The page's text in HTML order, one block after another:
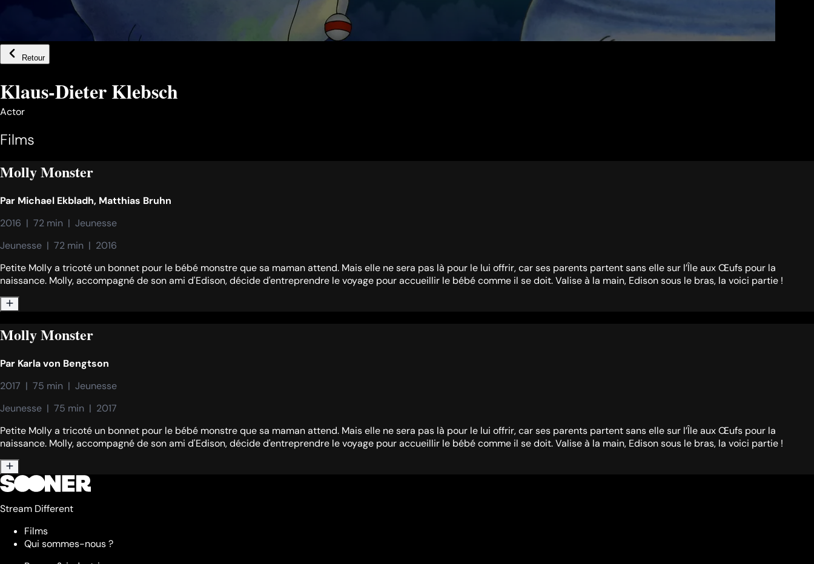
Retour
Klaus-Dieter Klebsch
Actor
Films
Molly Monster
Par Michael Ekbladh, Matthias Bruhn
2016  |  72 min  |  Jeunesse
Jeunesse  |  72 min  |  2016
Petite Molly a tricoté un bonnet pour le bébé monstre que sa maman attend. Mais elle ne sera pas là pour le lui offrir, car ses parents partent sans elle sur l’Île aux Œufs pour la
naissance. Molly, accompagné de son ami d'Edison, décide d'entreprendre le voyage pour accueillir le bébé comme il se doit. Valise à la main, Edison sous le bras, la voici partie !
Molly Monster
Par Karla von Bengtson
2017  |  75 min  |  Jeunesse
Jeunesse  |  75 min  |  2017
Petite Molly a tricoté un bonnet pour le bébé monstre que sa maman attend. Mais elle ne sera pas là pour le lui offrir, car ses parents partent sans elle sur l’Île aux Œufs pour la
naissance. Molly, accompagné de son ami d'Edison, décide d'entreprendre le voyage pour accueillir le bébé comme il se doit. Valise à la main, Edison sous le bras, la voici partie !
Stream Different
Films
Qui sommes-nous ?